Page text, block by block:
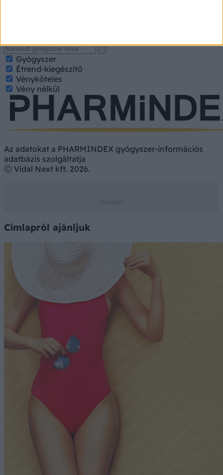
Gyógyszer
Étrend-kiegészítő
Vényköteles
Vény nélkül
Az adatokat a PHARMINDEX gyógyszer-információs
adatbázis szolgáltatja
Ⓒ Vidal Next kft. 2026.
Címlapról ajánljuk